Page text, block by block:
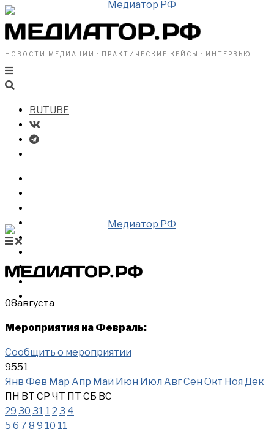
НОВОСТИ МЕДИАЦИИ · ПРАКТИЧЕСКИЕ КЕЙСЫ · ИНТЕРВЬЮ
RUTUBE
ВИДЕО
08августа
Мероприятия на Февраль:
Сообщить о мероприятии
9551
Янв Фев Мар Апр Май Июн Июл АвгСен Окт Ноя Дек
ПН ВТ СР ЧТ ПТ СБ ВС
29 30 31 1 2 3 4
5 6 7 8 9 10 11